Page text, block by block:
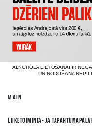
ALKOHOLA LIETOŠANAI IR
UN NODOŠANA
MAIN
LIIKETOIMINTA- JA